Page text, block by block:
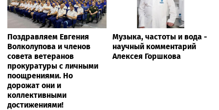
Поздравляем Евгения
Волколупова и членов
совета ветеранов
прокуратуры с личными
поощрениями. Но
дорожат они и
коллективными
достижениями!
Музыка, частоты и вода -
научный комментарий
Алексея Горшкова